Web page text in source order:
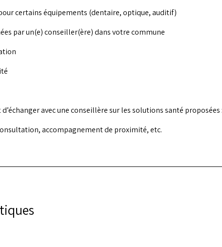
certains équipements (dentaire, optique, auditif)
par un(e) conseiller(ère) dans votre commune
avec une conseillère sur les solutions santé proposées
accompagnement de proximité, etc.